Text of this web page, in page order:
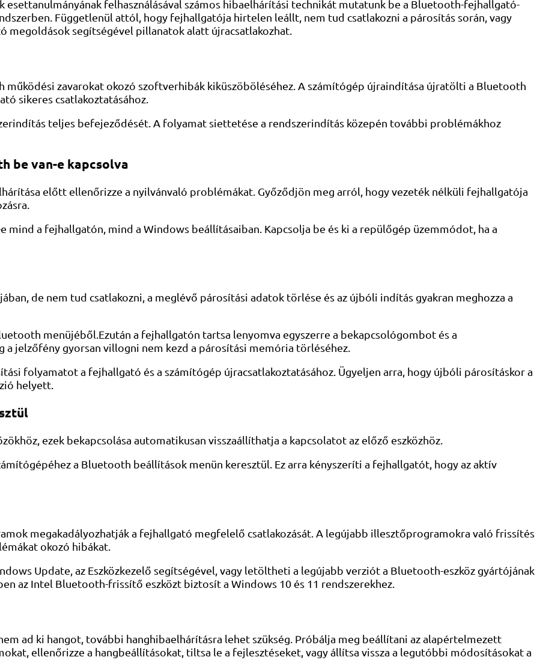
esettanulmányának felhasználásával számos hibaelhárítási technikát mutatunk be a Bluetooth-fejhallgató-
Függetlenül attól, hogy fejhallgatója hirtelen leállt, nem tud csatlakozni a párosítás során, vagy
segítségével pillanatok alatt újracsatlakozhat.
működési zavarokat okozó szoftverhibák kiküszöböléséhez. A számítógép újraindítása újratölti a Bluetooth
sikeres csatlakoztatásához.
teljes befejeződését. A folyamat siettetése a rendszerindítás közepén további problémákhoz
be van-e kapcsolva
előtt ellenőrizze a nyilvánvaló problémákat. Győződjön meg arról, hogy vezeték nélküli fejhallgatója
mind a fejhallgatón, mind a Windows beállításaiban. Kapcsolja be és ki a repülőgép üzemmódot, ha a
de nem tud csatlakozni, a meglévő párosítási adatok törlése és az újbóli indítás gyakran meghozza a
menüjéből.Ezután a fejhallgatón tartsa lenyomva egyszerre a bekapcsológombot és a
jelzőfény gyorsan villogni nem kezd a párosítási memória törléséhez.
folyamatot a fejhallgató és a számítógép újracsatlakoztatásához. Ügyeljen arra, hogy újbóli párosításkor a
helyett.
ezek bekapcsolása automatikusan visszaállíthatja a kapcsolatot az előző eszközhöz.
a Bluetooth beállítások menün keresztül. Ez arra kényszeríti a fejhallgatót, hogy az aktív
megakadályozhatják a fejhallgató megfelelő csatlakozását. A legújabb illesztőprogramokra való frissítés
okozó hibákat.
Update, az Eszközkezelő segítségével, vagy letöltheti a legújabb verziót a Bluetooth-eszköz gyártójának
az Intel Bluetooth-frissítő eszközt biztosít a Windows 10 és 11 rendszerekhez.
ad ki hangot, további hanghibaelhárításra lehet szükség. Próbálja meg beállítani az alapértelmezett
ellenőrizze a hangbeállításokat, tiltsa le a fejlesztéseket, vagy állítsa vissza a legutóbbi módosításokat a